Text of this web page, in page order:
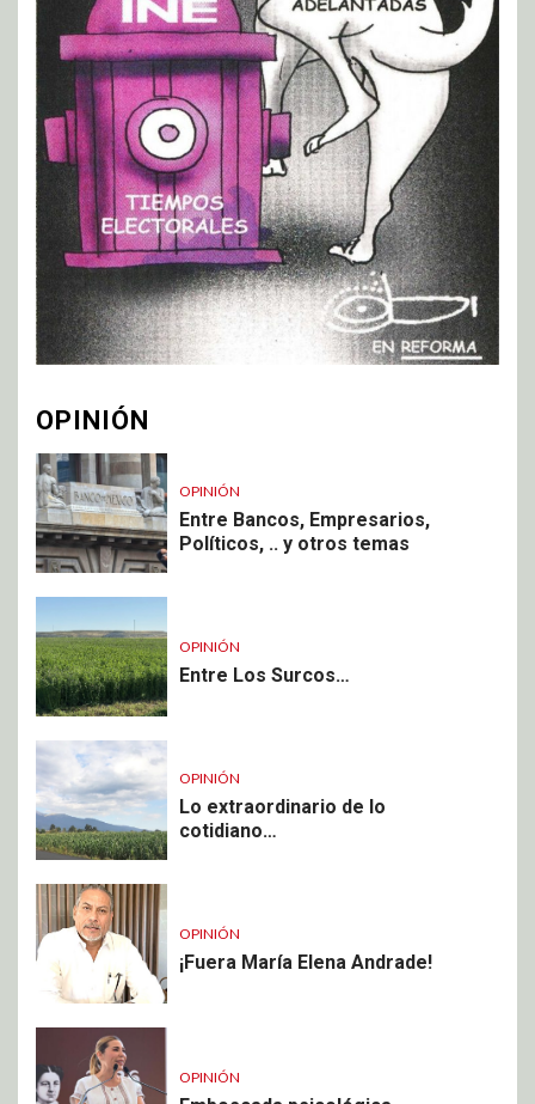
OPINIÓN
OPINIÓN
Entre Bancos, Empresarios,
Políticos, .. y otros temas
OPINIÓN
Entre Los Surcos…
OPINIÓN
Lo extraordinario de lo
cotidiano…
OPINIÓN
¡Fuera María Elena Andrade!
OPINIÓN